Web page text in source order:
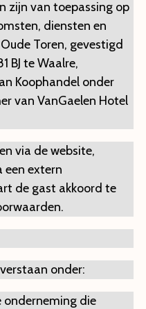
zijn van toepassing op
diensten en
Toren, gevestigd
BJ te Waalre,
Koophandel onder
van VanGaelen Hotel
via de website,
een extern
de gast akkoord te
onder:
onderneming die